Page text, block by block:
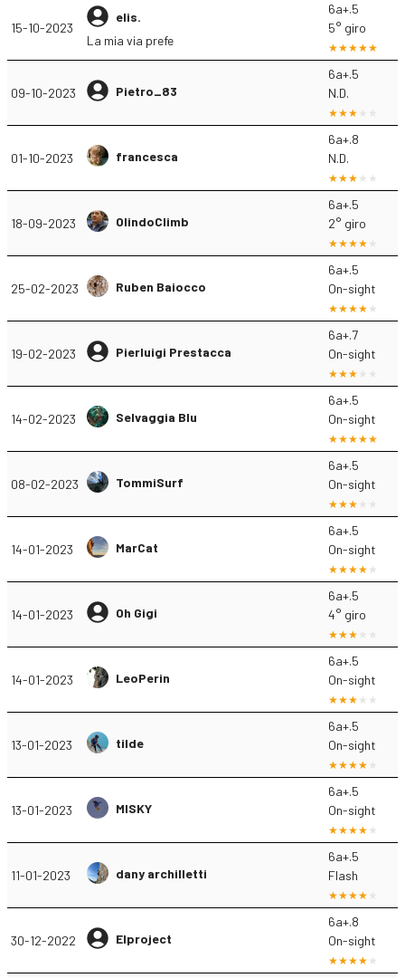
15-10-2023
elis.
La mia via prefe
6a+.5
5° giro
09-10-2023 Pietro_83
6a+.5
N.D.
01-10-2023 francesca
6a+.8
N.D.
18-09-2023 OlindoClimb
6a+.5
2° giro
25-02-2023 Ruben Baiocco
6a+.5
On-sight
19-02-2023 Pierluigi Prestacca
6a+.7
On-sight
14-02-2023 Selvaggia Blu
6a+.5
On-sight
08-02-2023 TommiSurf
6a+.5
On-sight
14-01-2023 MarCat
6a+.5
On-sight
14-01-2023 Oh Gigi
6a+.5
4° giro
14-01-2023 LeoPerin
6a+.5
On-sight
13-01-2023 tilde
6a+.5
On-sight
13-01-2023 MISKY
6a+.5
On-sight
11-01-2023 dany archilletti
6a+.5
Flash
30-12-2022 Elproject
6a+.8
On-sight